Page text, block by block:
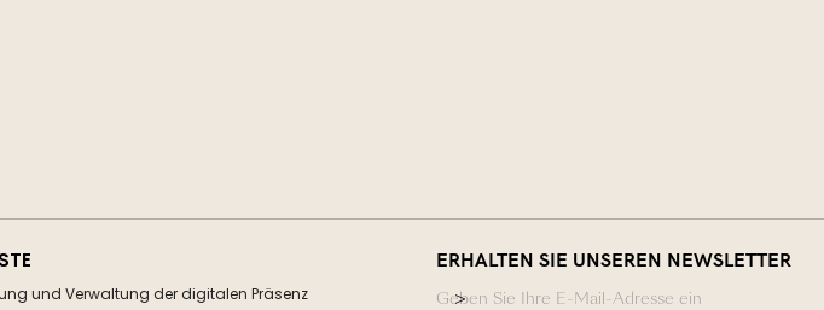
und Verwaltung der digitalen Präsenz
ERHALTEN SIE UNSEREN NEWSLETTER